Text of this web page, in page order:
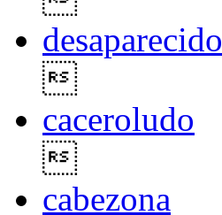
desaparecido
caceroludo
cabezona